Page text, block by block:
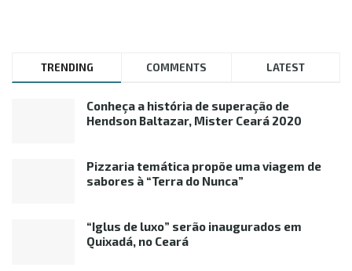
TRENDING COMMENTS LATEST
Conheça a história de superação de
Hendson Baltazar, Mister Ceará 2020
Pizzaria temática propõe uma viagem de
sabores à “Terra do Nunca”
“Iglus de luxo” serão inaugurados em
Quixadá, no Ceará